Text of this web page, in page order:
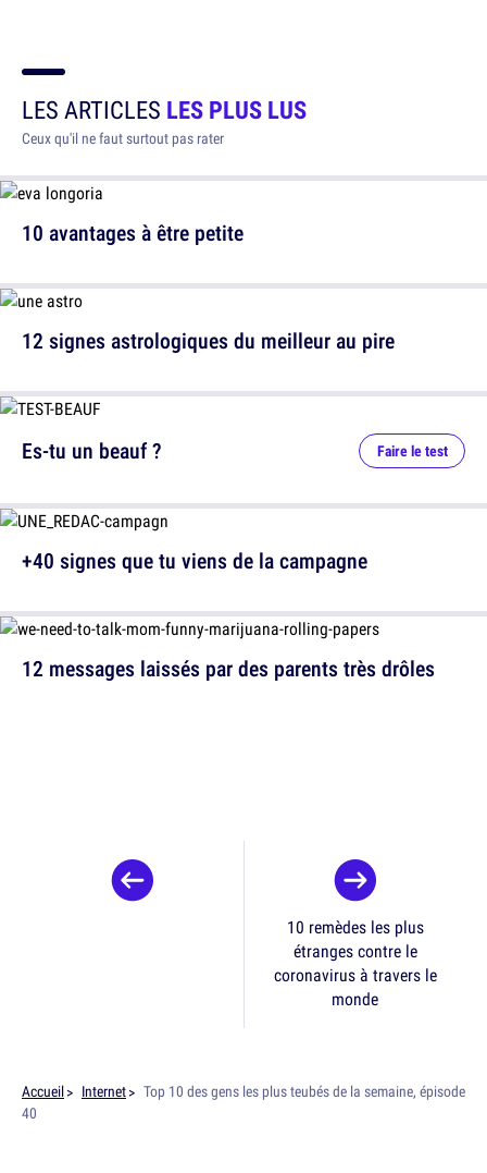
LES ARTICLES LES PLUS LUS
Ceux qu'il ne faut surtout pas rater
10 avantages à être petite
12 signes astrologiques du meilleur au pire
12 messages laissés par des parents très drôles
Es-tu un beauf ? Faire le test
+40 signes que tu viens de la campagne
10 remèdes les plus
étranges contre le
coronavirus à travers le
monde
Accueil Internet
Top 10 des gens les plus teubés de la semaine, épisode
40